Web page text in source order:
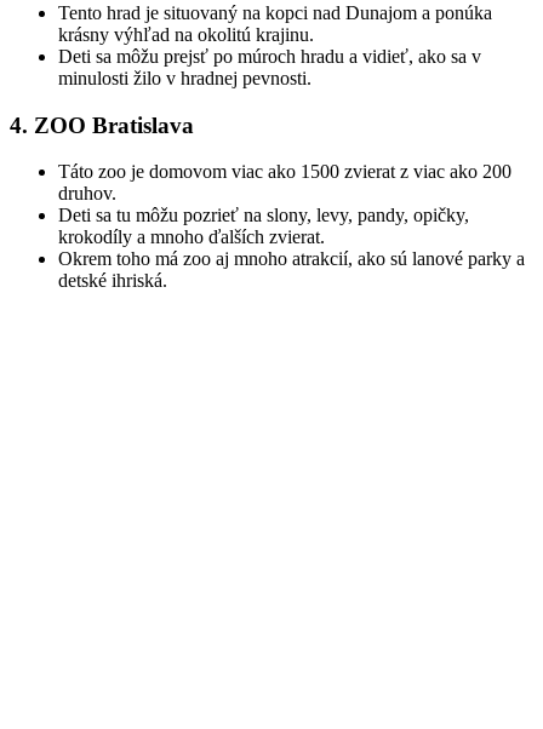
Tento hrad je situovaný na kopci nad Dunajom a ponúka
krásny výhľad na okolitú krajinu.
Deti sa môžu prejsť po múroch hradu a vidieť, ako sa v
minulosti žilo v hradnej pevnosti.
4. ZOO Bratislava
Táto zoo je domovom viac ako 1500 zvierat z viac ako 200
druhov.
Deti sa tu môžu pozrieť na slony, levy, pandy, opičky,
krokodíly a mnoho ďalších zvierat.
Okrem toho má zoo aj mnoho atrakcií, ako sú lanové parky a
detské ihriská.